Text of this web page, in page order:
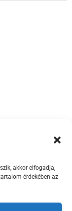
akkor elfogadja,
érdekében az
a Kiss